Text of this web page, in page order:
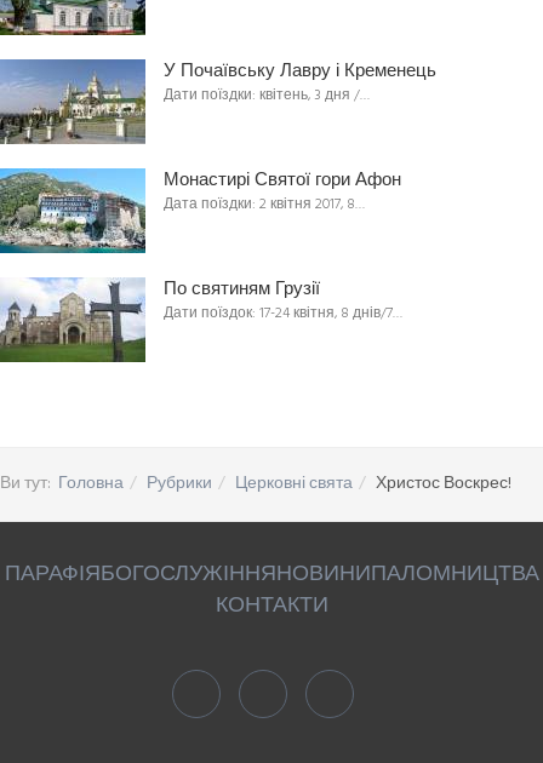
У Почаївську Лавру і Кременець
Дати поїздки: квітень, 3 дня /…
Монастирі Святої гори Афон
Дата поїздки: 2 квітня 2017, 8…
По святиням Грузії
Дати поїздок: 17-24 квітня, 8 днів/7…
Ви тут: Головна Рубрики Церковні свята Христос Воскрес!
ПАРАФІЯБОГОСЛУЖІННЯНОВИНИПАЛОМНИЦТВА
КОНТАКТИ